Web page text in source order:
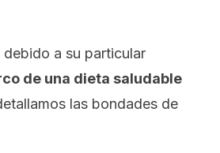
a su particular
de una dieta saludable
las bondades de